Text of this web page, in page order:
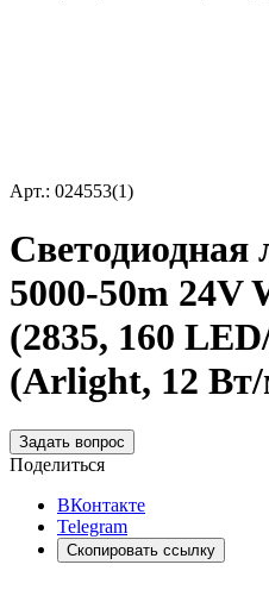
Арт.: 024553(1)
Светодиодная
5000-50m 24V
(2835, 160
(Arlight, 12
Задать вопрос
Поделиться
ВКонтакте
Telegram
Скопировать ссылку